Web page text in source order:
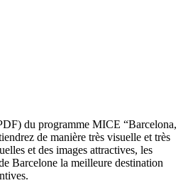
du programme MICE “Barcelona,
de manière très visuelle et très
et des images attractives, les
Barcelone la meilleure destination